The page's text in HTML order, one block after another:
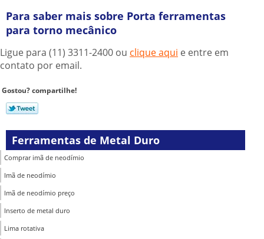
Para saber mais sobre Porta ferramentas
para torno mecânico
Ligue para (11) 3311-2400 ou clique aqui e entre em
contato por email.
Gostou? compartilhe!
Ferramentas de Metal Duro
Comprar imã de neodímio
Imã de neodímio
Imã de neodímio preço
Inserto de metal duro
Lima rotativa